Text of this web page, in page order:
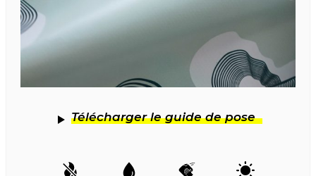
Télécharger le guide de pose